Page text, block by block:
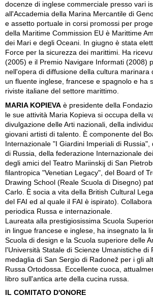
docenze di inglese commerciale presso vari
all'Accademia della Marina Mercantile di
e assetto portuale in corsi promossi per
della Maritime Commission EU è Marittime
dei Mari e degli Oceani. In giugno è stata
Force per la sicurezza dei marittimi. Ha
(2005) e il Premio Navigare Informati (2008)
nell'opera di diffusione della cultura marinara
un fluente inglese, francese e spagnolo e ha
riviste italiane del settore marittimo.
MARIA KOPIEVA è presidente della
le sue attività Maria Kopieva si occupa della
divulgazione delle Arti nazionali, della
giovani artisti di talento. È componente del
Internazionale "I Giardini Imperiali di
di Russia, della federazione Internazionale
degli amici del Teatro Mariinskij di San
filantropica "Venetian Legacy", del Board of
Drawing School (Reale Scuola di Disegno)
Carlo. È socia a vita della British Cultural
del FAI ed al quale il FAI è ispirato).
periodica Russa e internazionale.
Laureata alla prestigiosissima Scuola
in lingue francese e inglese, ha insegnato la
Scuola di design e la Scuola superiore delle
l'Università Statale di Scienze Umanistiche di
medaglia di San Sergio di Radonež per i gli
Russa Ortodossa. Eccellente cuoca,
libro sull'antica arte della cucina russa.
IL COMITATO D'ONORE